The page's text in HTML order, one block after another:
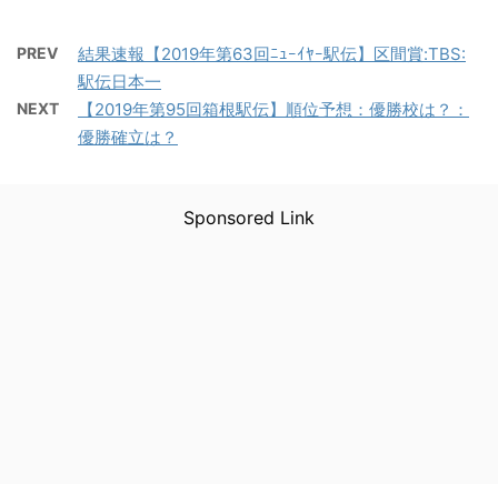
PREV
結果速報【2019年第63回ﾆｭｰｲﾔｰ駅伝】区間賞:TBS:
駅伝日本一
NEXT
【2019年第95回箱根駅伝】順位予想：優勝校は？：
優勝確立は？
Sponsored Link